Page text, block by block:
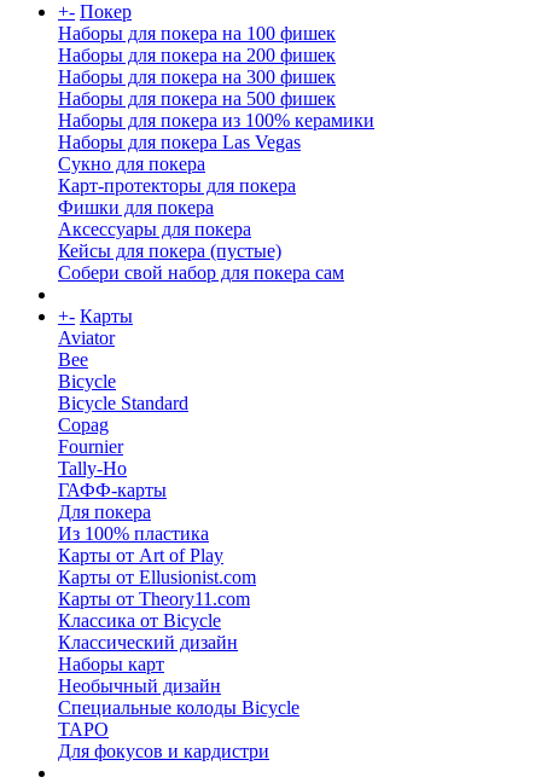
+- Покер
Наборы для покера на 100 фишек
Наборы для покера на 200 фишек
Наборы для покера на 300 фишек
Наборы для покера на 500 фишек
Наборы для покера из 100% керамики
Наборы для покера Las Vegas
Сукно для покера
Карт-протекторы для покера
Фишки для покера
Аксессуары для покера
Кейсы для покера (пустые)
Собери свой набор для покера сам
+- Карты
Aviator
Bee
Bicycle
Bicycle Standard
Copag
Fournier
Tally-Ho
ГАФФ-карты
Для покера
Из 100% пластика
Карты от Art of Play
Карты от Ellusionist.com
Карты от Theory11.com
Классика от Bicycle
Классический дизайн
Наборы карт
Необычный дизайн
Специальные колоды Bicycle
ТАРО
Для фокусов и кардистри